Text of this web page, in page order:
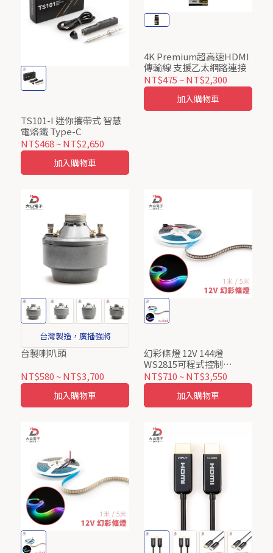
TS101-I 迷你攜帶式 智慧
電烙鐵 Type-C
NT$468~NT$2,650
加入購物車
4K Premium超高速HDMI
傳輸線 支援乙太網路連接
NT$475 ~NT$2,300
加入購物車
台灣製造，廣播強將
台製喇叭頭
NT$580 ~NT$3,700
加入購物車
幻彩條燈 12V 144燈
WS2815可程式控制
5050RGB IP65滴膠防水 黑
底
NT$710 ~NT$3,550
加入購物車